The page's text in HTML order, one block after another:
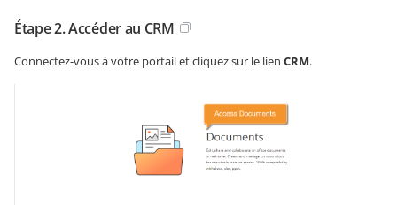
Étape 2. Accéder au CRM
Connectez-vous à votre portail et cliquez sur le lien CRM.